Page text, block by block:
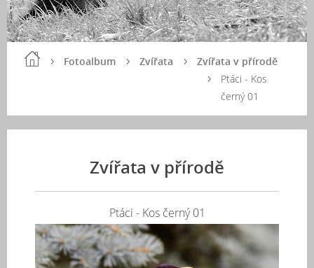
Fotoalbum Zvířata
Zvířata v přírodě
Ptáci - Kos
černý 01
Zvířata v přírodě
Ptáci - Kos černý 01